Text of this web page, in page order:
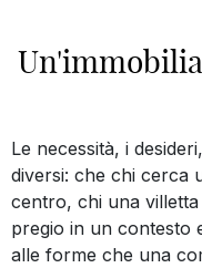
Le necessità, i
diversi: che chi cerca
centro, chi una
pregio in un contesto
alle forme che una